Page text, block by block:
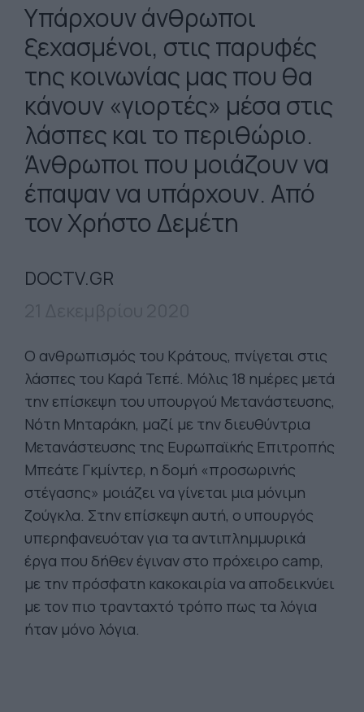
Υπάρχουν άνθρωποι
ξεχασμένοι, στις παρυφές
της κοινωνίας μας που θα
κάνουν «γιορτές» μέσα στις
λάσπες και το περιθώριο.
Άνθρωποι που μοιάζουν να
έπαψαν να υπάρχουν. Από
τον Χρήστο Δεμέτη
DOCTV.GR
Ο ανθρωπισμός του Κράτους, πνίγεται στις
λάσπες του Καρά Τεπέ. Μόλις 18 ημέρες μετά
την επίσκεψη του υπουργού Μετανάστευσης,
Νότη Μηταράκη, μαζί με την διευθύντρια
Μετανάστευσης της Ευρωπαϊκής Επιτροπής
Μπεάτε Γκμίντερ, η δομή «προσωρινής
στέγασης» μοιάζει να γίνεται μια μόνιμη
ζούγκλα. Στην επίσκεψη αυτή, ο υπουργός
υπερηφανευόταν για τα αντιπλημμυρικά
έργα που δήθεν έγιναν στο πρόχειρο camp,
με την πρόσφατη κακοκαιρία να αποδεικνύει
με τον πιο τρανταχτό τρόπο πως τα λόγια
ήταν μόνο λόγια.